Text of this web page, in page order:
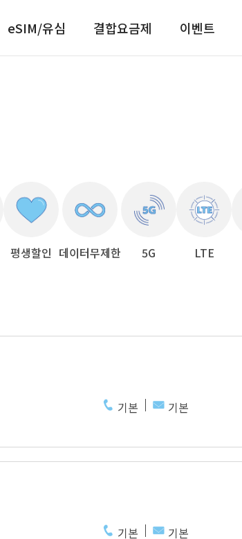
eSIM/유심 결합요금제 이벤트
평생할인 데이터무제한 5G LTE
기본 기본
기본 기본